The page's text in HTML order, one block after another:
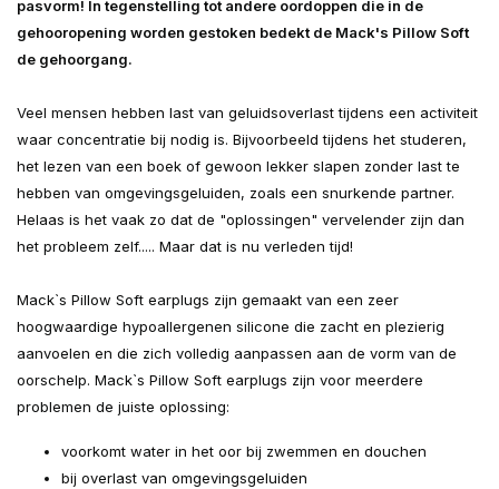
pasvorm! In tegenstelling tot andere oordoppen die in de
gehooropening worden gestoken bedekt de Mack's Pillow Soft
de gehoorgang.
Veel mensen hebben last van geluidsoverlast tijdens een activiteit
waar concentratie bij nodig is. Bijvoorbeeld tijdens het studeren,
het lezen van een boek of gewoon lekker slapen zonder last te
hebben van omgevingsgeluiden, zoals een snurkende partner.
Helaas is het vaak zo dat de "oplossingen" vervelender zijn dan
het probleem zelf..... Maar dat is nu verleden tijd!
Mack`s Pillow Soft earplugs zijn gemaakt van een zeer
hoogwaardige hypoallergenen silicone die zacht en plezierig
aanvoelen en die zich volledig aanpassen aan de vorm van de
oorschelp. Mack`s Pillow Soft earplugs zijn voor meerdere
problemen de juiste oplossing:
voorkomt water in het oor bij zwemmen en douchen
bij overlast van omgevingsgeluiden